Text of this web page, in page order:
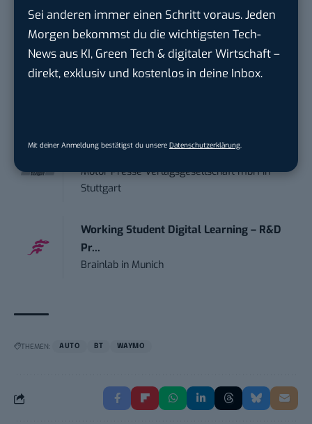
Sei anderen immer einen Schritt voraus. Jeden
Morgen bekommst du die wichtigsten Tech-
News aus KI, Green Tech & digitaler Wirtschaft –
direkt, exklusiv und kostenlos in deine Inbox.
Mit deiner Anmeldung bestätigst du unsere Datenschutzerklärung.
BBBank eG inBerlin, Frankfurt am Main,
Karlsruhe
Content Manager (m/w/g) mit
Motor Presse Verlagsgesellschaft mbHin
Stuttgart
Working Student Digital Learning – R&D
Pr...
Brainlab in Munich
THEMEN: AUTO BT WAYMO